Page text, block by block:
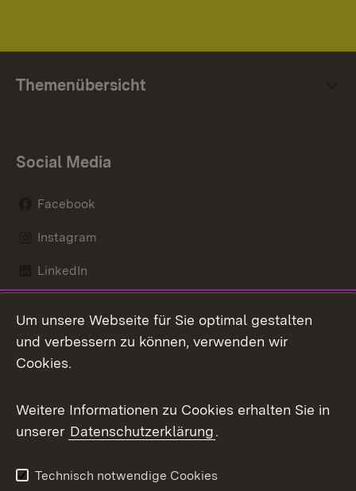
Themenübersicht
Social Media
Facebook
Instagram
LinkedIn
X / Twitter
Youtube
Kontakt
Datenschutz
Barrierefreiheit
Um unsere Webseite für Sie optimal gestalten
und verbessern zu können, verwenden wir
Cookies.
Weitere Informationen zu Cookies erhalten Sie in
unserer Datenschutzerklärung.
Technisch notwendige Cookies